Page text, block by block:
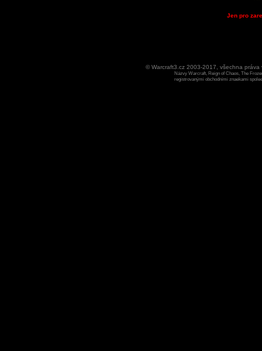
Jen pro
© Warcraft3.cz 2003-2017, všechna
Názvy Warcraft, Reign of Chaos, The
registrovanými obchodními znaekami